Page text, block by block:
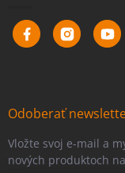
Odoberať
Vložte svoj e-mail a
nových produktoch